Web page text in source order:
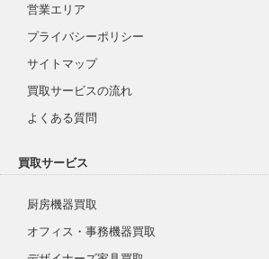
営業エリア
プライバシーポリシー
サイトマップ
買取サービスの流れ
よくある質問
買取サービス
厨房機器買取
オフィス・事務機器買取